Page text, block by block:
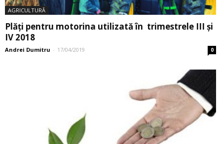
AGRICULTURĂ
Plăți pentru motorina utilizată în trimestrele III și
IV 2018
Andrei Dumitru - 17/04/2019 0